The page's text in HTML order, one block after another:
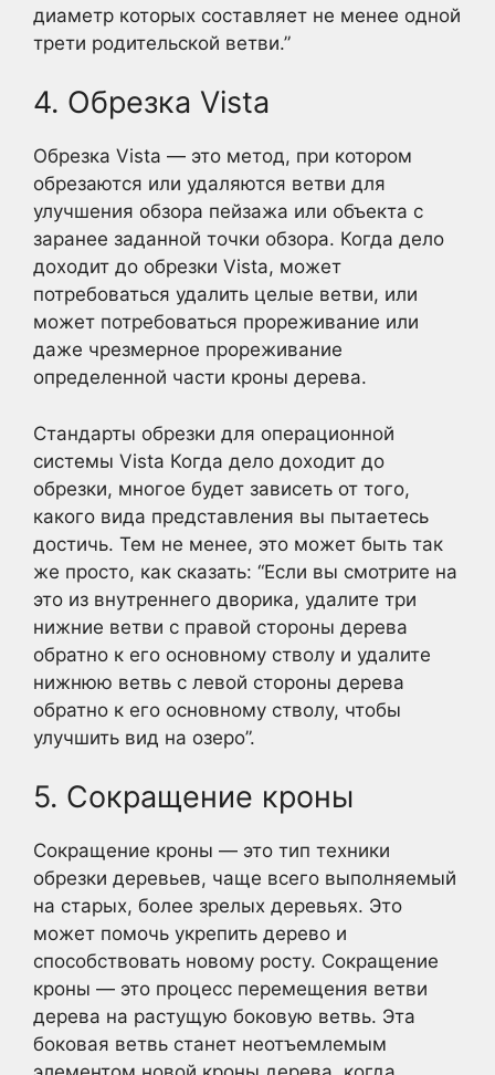
диаметр которых составляет не менее одной
трети родительской ветви.”
4. Обрезка Vista
Обрезка Vista — это метод, при котором
обрезаются или удаляются ветви для
улучшения обзора пейзажа или объекта с
заранее заданной точки обзора. Когда дело
доходит до обрезки Vista, может
потребоваться удалить целые ветви, или
может потребоваться прореживание или
даже чрезмерное прореживание
определенной части кроны дерева.
Стандарты обрезки для операционной
системы Vista Когда дело доходит до
обрезки, многое будет зависеть от того,
какого вида представления вы пытаетесь
достичь. Тем не менее, это может быть так
же просто, как сказать: “Если вы смотрите на
это из внутреннего дворика, удалите три
нижние ветви с правой стороны дерева
обратно к его основному стволу и удалите
нижнюю ветвь с левой стороны дерева
обратно к его основному стволу, чтобы
улучшить вид на озеро”.
5. Сокращение кроны
Сокращение кроны — это тип техники
обрезки деревьев, чаще всего выполняемый
на старых, более зрелых деревьях. Это
может помочь укрепить дерево и
способствовать новому росту. Сокращение
кроны — это процесс перемещения ветви
дерева на растущую боковую ветвь. Эта
боковая ветвь станет неотъемлемым